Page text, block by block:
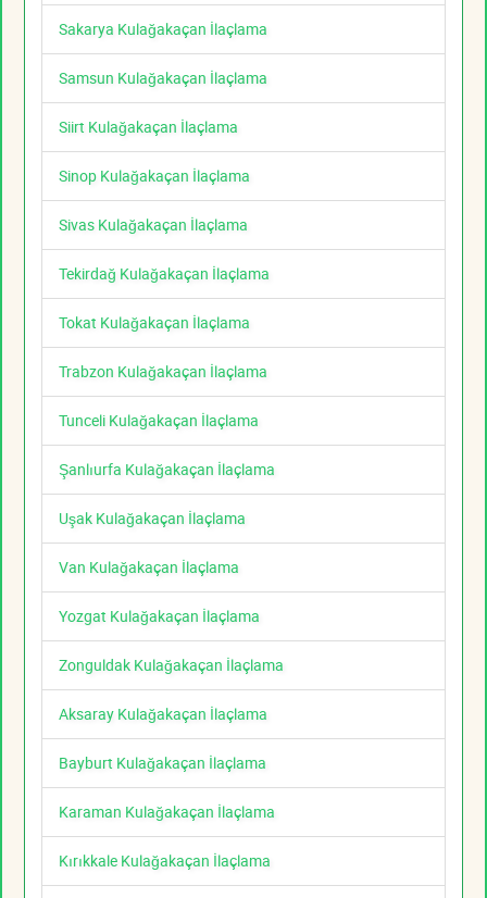
Sakarya Kulağakaçan İlaçlama
Samsun Kulağakaçan İlaçlama
Siirt Kulağakaçan İlaçlama
Sinop Kulağakaçan İlaçlama
Sivas Kulağakaçan İlaçlama
Tekirdağ Kulağakaçan İlaçlama
Tokat Kulağakaçan İlaçlama
Trabzon Kulağakaçan İlaçlama
Tunceli Kulağakaçan İlaçlama
Şanlıurfa Kulağakaçan İlaçlama
Uşak Kulağakaçan İlaçlama
Van Kulağakaçan İlaçlama
Yozgat Kulağakaçan İlaçlama
Zonguldak Kulağakaçan İlaçlama
Aksaray Kulağakaçan İlaçlama
Bayburt Kulağakaçan İlaçlama
Karaman Kulağakaçan İlaçlama
Kırıkkale Kulağakaçan İlaçlama